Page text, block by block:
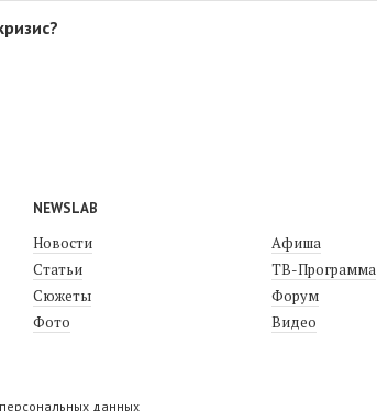
NEWSLAB
Новости
Статьи
Сюжеты
Фото
Афиша
ТВ-Программа
Форум
Видео
данных